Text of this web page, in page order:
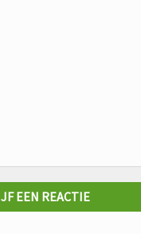
EEN REACTIE